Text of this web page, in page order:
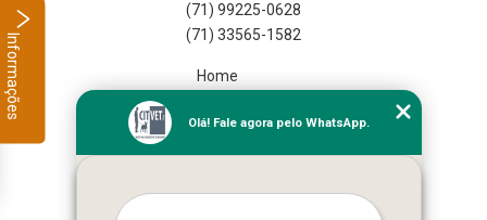
(71) 99225-0628
(71) 33565-1582
Home
Missão
Serviços
Olá! Fale agora pelo WhatsApp.
Informações